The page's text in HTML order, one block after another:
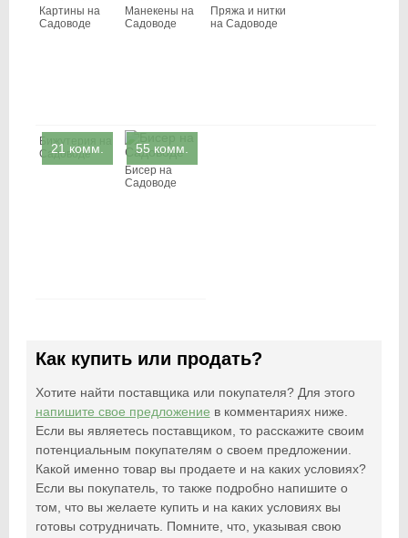
Картины на
Садоводе
Манекены на
Садоводе
Пряжа и нитки
на Садоводе
21 комм.
Бижутерия на
Садоводе
55 комм.
Бисер на
Садоводе
Как купить или продать?
Хотите найти поставщика или покупателя? Для этого
напишите свое предложение в комментариях ниже.
Если вы являетесь поставщиком, то расскажите своим
потенциальным покупателям о своем предложении.
Какой именно товар вы продаете и на каких условиях?
Если вы покупатель, то также подробно напишите о
том, что вы желаете купить и на каких условиях вы
готовы сотрудничать. Помните, что, указывая свою